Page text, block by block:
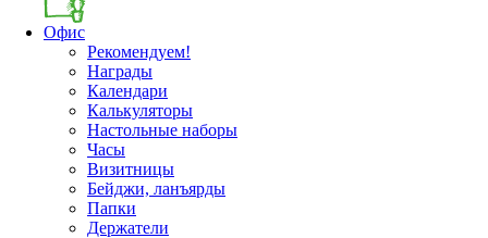
Офис
Рекомендуем!
Награды
Календари
Калькуляторы
Настольные наборы
Часы
Визитницы
Бейджи, ланъярды
Папки
Держатели